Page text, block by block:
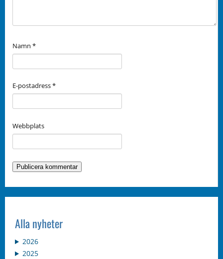
Namn *
E-postadress*
Webbplats
Alla nyheter
2026
2025